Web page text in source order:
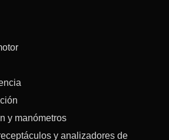
y manómetros
y analizadores de